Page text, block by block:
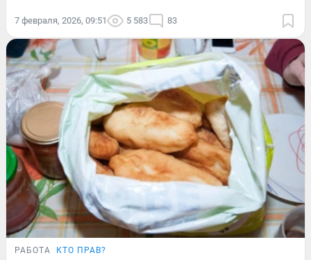
7 февраля, 2026, 09:51 5 583 83
РАБОТА КТО ПРАВ?